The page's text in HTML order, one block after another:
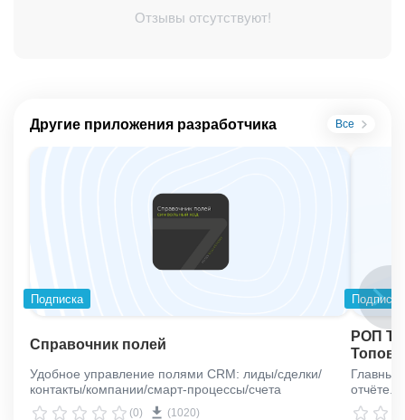
Отзывы отсутствуют!
Другие приложения разработчика Все
Подписка
Справочник полей
Удобное управление полями CRM: лиды/сделки/
контакты/компании/смарт-процессы/счета
(0) (1020)
Подписка
РОП
отчёте.